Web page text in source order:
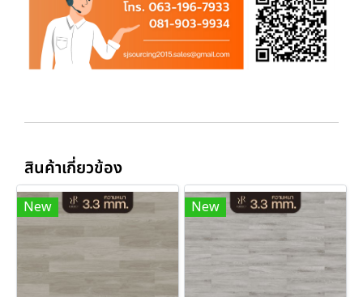
สินค้าเกี่ยวข้อง
New New